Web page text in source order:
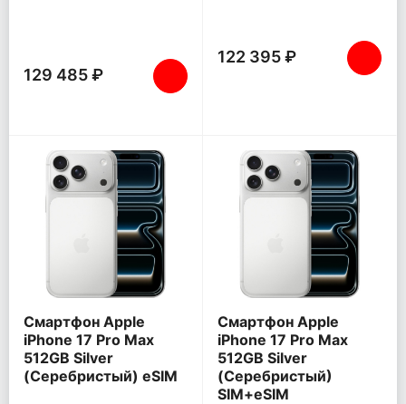
129 485 ₽
122 395 ₽
Смартфон Apple
iPhone 17 Pro Max
512GB Silver
(Серебристый) eSIM
Смартфон Apple
iPhone 17 Pro Max
512GB Silver
(Серебристый)
SIM+eSIM